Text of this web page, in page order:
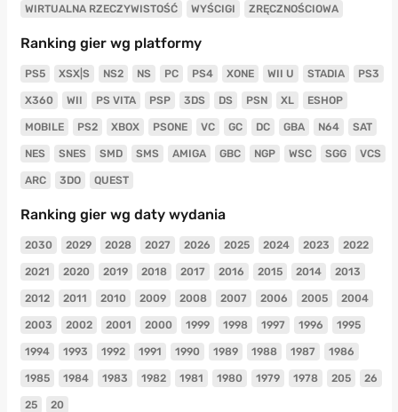
WIRTUALNA RZECZYWISTOŚĆ WYŚCIGI ZRĘCZNOŚCIOWA
Ranking gier wg platformy
PS5 XSX|S NS2 NS PC PS4 XONE WII U STADIA PS3
X360 WII PS VITA PSP 3DS DS PSN XL ESHOP
MOBILE PS2 XBOX PSONE VC GC DC GBA N64 SAT
NES SNES SMD SMS AMIGA GBC NGP WSC SGG VCS
ARC 3DO QUEST
Ranking gier wg daty wydania
2030 2029 2028 2027 2026 2025 2024 2023 2022
2021 2020 2019 2018 2017 2016 2015 2014 2013
2012 2011 2010 2009 2008 2007 2006 2005 2004
2003 2002 2001 2000 1999 1998 1997 1996 1995
1994 1993 1992 1991 1990 1989 1988 1987 1986
1985 1984 1983 1982 1981 1980 1979 1978 205 26
25 20